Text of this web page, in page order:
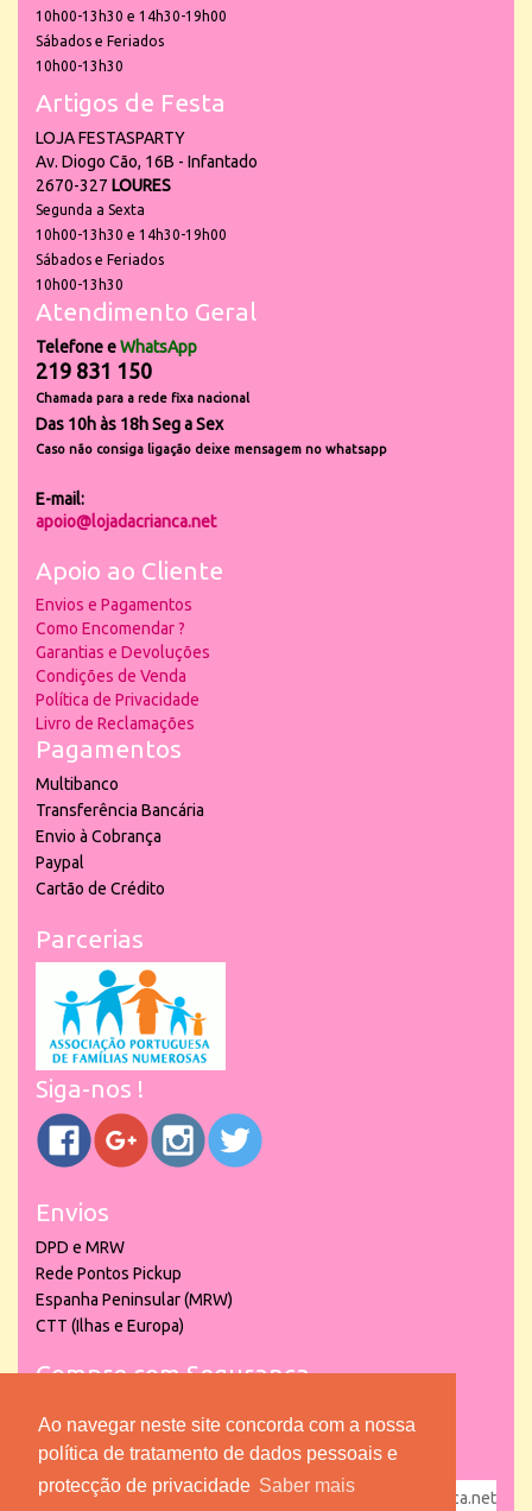
Ao navegar neste site concorda com a nossa
política de tratamento de dados pessoais e
protecção de privacidade Saber mais
10h00-13h30 e 14h30-19h00
Sábados e Feriados
10h00-13h30
Artigos de Festa
LOJA FESTASPARTY
Av. Diogo Cão, 16B - Infantado
2670-327 LOURES
Segunda a Sexta
10h00-13h30 e 14h30-19h00
Sábados e Feriados
10h00-13h30
Atendimento Geral
Telefone eWhatsApp
219 831 150
Chamada para a rede fixa nacional
Das 10h às 18h Seg a Sex
Caso não consiga ligação deixe mensagem no whatsapp
E-mail:
apoio@lojadacrianca.net
Apoio ao Cliente
Envios e Pagamentos
Como Encomendar ?
Garantias e Devoluções
Condições de Venda
Política de Privacidade
Livro de Reclamações
Pagamentos
Multibanco
Transferência Bancária
Envio à Cobrança
Paypal
Cartão de Crédito
Parcerias
Siga-nos !
Envios
DPD e MRW
Rede Pontos Pickup
Espanha Peninsular (MRW)
CTT (Ilhas e Europa)
Compre com Segurança
powered by puber!a | © 2026 Copyright www.lojadacrianca.net